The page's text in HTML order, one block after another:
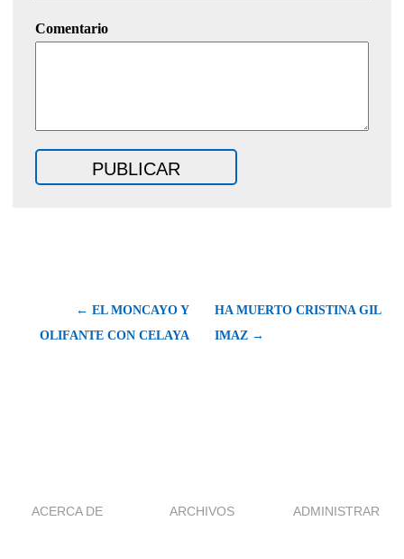
Comentario
← EL MONCAYO Y
OLIFANTE CON CELAYA
HA MUERTO CRISTINA GIL
IMAZ →
ACERCA DE ARCHIVOS ADMINISTRAR